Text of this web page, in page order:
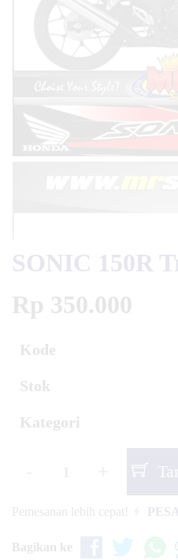
SONIC 150R
Rp 350.000
Kode
Stok
Kategori
Pemesanan lebih cepat!
Bagikan ke